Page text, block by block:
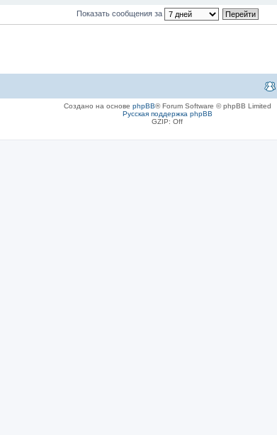
Показать сообщения за
Создано на основе phpBB® Forum Software © phpBB Limited
Русская поддержка phpBB
GZIP: Off